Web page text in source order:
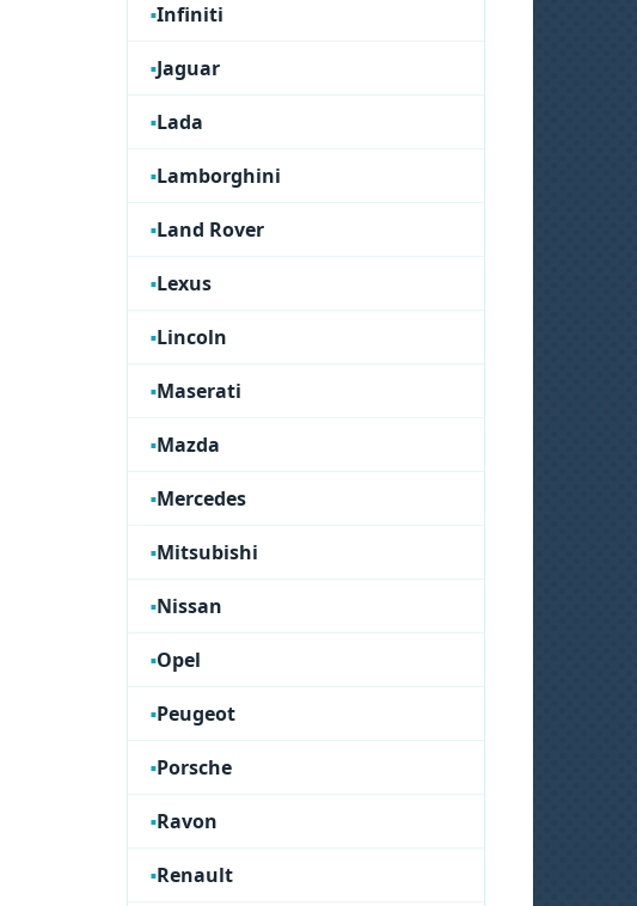
Infiniti
Jaguar
Lada
Lamborghini
Land Rover
Lexus
Lincoln
Maserati
Mazda
Mercedes
Mitsubishi
Nissan
Opel
Peugeot
Porsche
Ravon
Renault